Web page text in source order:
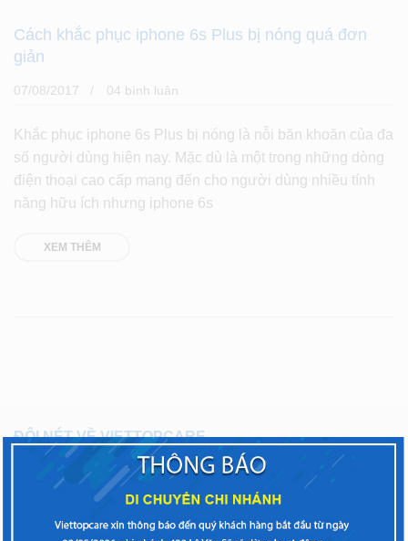
Cách khắc phục iphone 6s Plus bị nóng quá đơn
giản
07/08/2017 04 bình luân
Khắc phục iphone 6s Plus bị nóng là nỗi băn khoăn của đa
số người dùng hiện nay. Mặc dù là một trong những dòng
điện thoại cao cấp mang đến cho người dùng nhiều tính
năng hữu ích nhưng iphone 6s
XEM THÊM
ĐÔI NÉT VỀ VIETTOPCARE
Về chúng tôi
Chính sách bảo hành